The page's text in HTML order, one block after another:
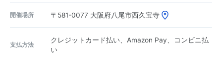
開催場所 〒581-0077 大阪府八尾市西久宝寺
支払方法
クレジットカード払い、Amazon Pay、コンビニ払
い